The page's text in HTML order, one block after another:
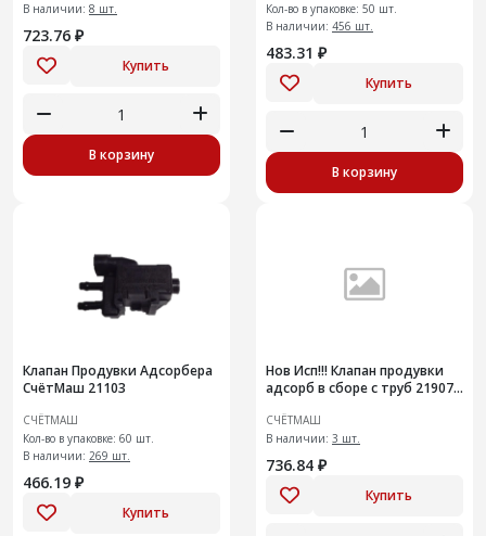
В наличии: 8 шт.
723.76 ₽
Купить
В корзину
Кол-во в упаковке: 50 шт.
В наличии: 456 шт.
483.31 ₽
Купить
В корзину
Клапан Продувки Адсорбера
СчётМаш 21103
СЧЁТМАШ
Кол-во в упаковке: 60 шт.
В наличии: 269 шт.
466.19 ₽
Купить
Нов Исп!!! Клапан продувки
адсорб в сборе с труб 21907-
СЧЁТМАШ
В наличии: 3 шт.
736.84 ₽
Купить